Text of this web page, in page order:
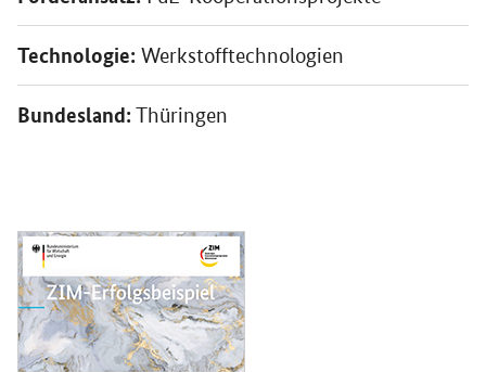
Technologie: Werkstofftechnologien
Bundesland:Thüringen